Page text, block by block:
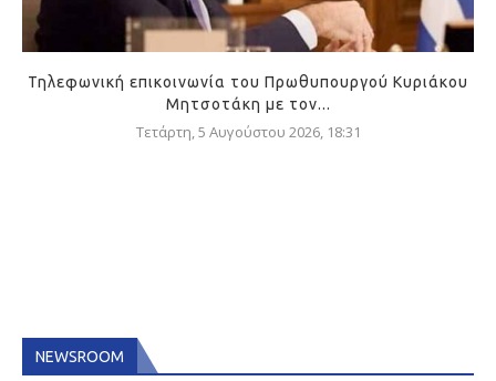
Τηλεφωνική επικοινωνία του Πρωθυπουργού Κυριάκου
Μητσοτάκη με τον...
Τετάρτη, 5 Αυγούστου 2026, 18:31
NEWSROOM